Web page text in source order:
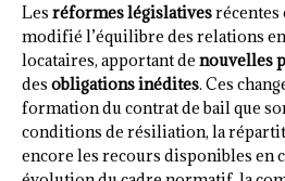
Les réformes législatives
modifié l’équilibre des relations
locataires, apportant de nouvelles
des obligations inédites. Ces
formation du contrat de bail que
conditions de résiliation, la
encore les recours disponibles en